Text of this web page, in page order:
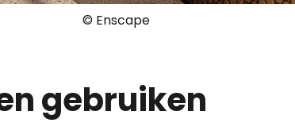
© Enscape
gebruiken